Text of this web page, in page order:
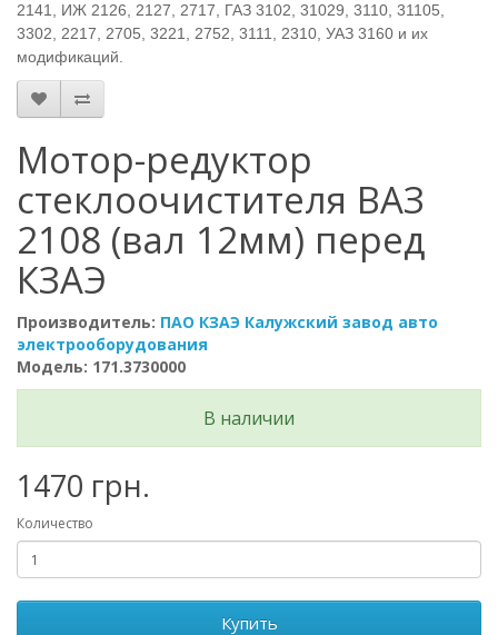
2141, ИЖ 2126, 2127, 2717, ГАЗ 3102, 31029, 3110, 31105,
3302, 2217, 2705, 3221, 2752, 3111, 2310, УАЗ 3160 и их
модификаций.
Мотор-редуктор
стеклоочистителя ВАЗ
2108 (вал 12мм) перед
КЗАЭ
Производитель: ПАО КЗАЭ Калужский завод авто
электрооборудования
Модель: 171.3730000
В наличии
1470 грн.
Количество
Купить